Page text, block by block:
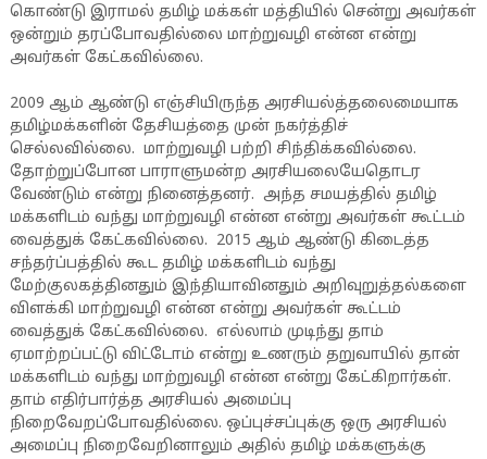
கொண்டு இராமல் தமிழ் மக்கள் மத்தியில் சென்று அவர்கள்
ஒன்றும் தரப்போவதில்லை மாற்றுவழி என்ன என்று
அவர்கள் கேட்கவில்லை.
2009 ஆம் ஆண்டு எஞ்சியிருந்த அரசியல்த்தலைமையாக
தமிழ்மக்களின் தேசியத்தை முன் நகர்த்திச்
செல்லவில்லை. மாற்றுவழி பற்றி சிந்திக்கவில்லை.
தோற்றுப்போன பாராளுமன்ற அரசியலையேதொடர
வேண்டும் என்று நினைத்தனர். அந்த சமயத்தில் தமிழ்
மக்களிடம் வந்து மாற்றுவழி என்ன என்று அவர்கள் கூட்டம்
வைத்துக் கேட்கவில்லை. 2015 ஆம் ஆண்டு கிடைத்த
சந்தர்ப்பத்தில் கூட தமிழ் மக்களிடம் வந்து
மேற்குலகத்தினதும் இந்தியாவினதும் அறிவுறுத்தல்களை
விளக்கி மாற்றுவழி என்ன என்று அவர்கள் கூட்டம்
வைத்துக் கேட்கவில்லை. எல்லாம் முடிந்து தாம்
ஏமாற்றப்பட்டு விட்டோம் என்று உணரும் தறுவாயில் தான்
மக்களிடம் வந்து மாற்றுவழி என்ன என்று கேட்கிறார்கள்.
தாம் எதிர்பார்த்த அரசியல் அமைப்பு
நிறைவேறப்போவதில்லை. ஒப்புச்சப்புக்கு ஒரு அரசியல்
அமைப்பு நிறைவேறினாலும் அதில் தமிழ் மக்களுக்கு